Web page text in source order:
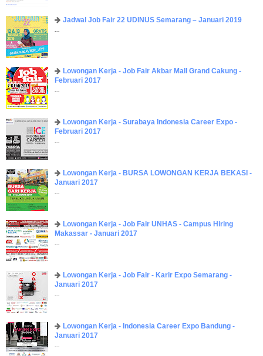
Jadwal Job Fair 22 UDINUS Semarang – Januari 2019
...
Lowongan Kerja - Job Fair ​Akbar ​Mall Grand Cakung -
Februari 2017
...
Lowongan Kerja - Surabaya Indonesia Career Expo -
Februari 2017
...
Lowongan Kerja - BURSA LOWONGAN KERJA BEKASI -
Januari 2017
...
Lowongan Kerja - Job Fair UNHAS - Campus Hiring
Makassar - Januari 2017
...
Lowongan Kerja - Job Fair - Karir Expo Semarang -
Januari 2017
...
Lowongan Kerja - Indonesia Career Expo Bandung -
Januari 2017
...